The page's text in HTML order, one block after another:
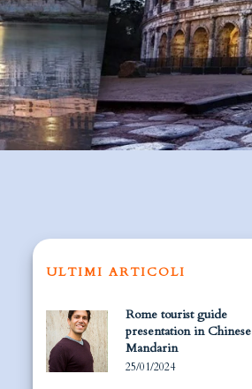
ULTIMI ARTICOLI
Rome tourist guide
presentation in Chinese
Mandarin
25/01/2024